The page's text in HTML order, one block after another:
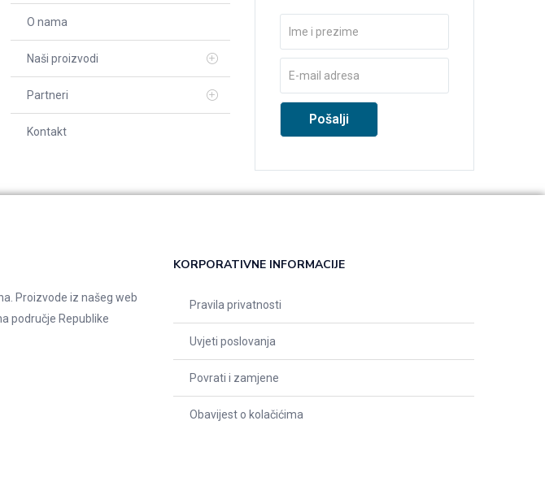
O nama
Naši proizvodi
Partneri
Kontakt
Proizvode iz našeg web
područje Republike
KORPORATIVNE INFORMACIJE
Pravila privatnosti
Uvjeti poslovanja
Povrati i zamjene
Obavijest o kolačićima